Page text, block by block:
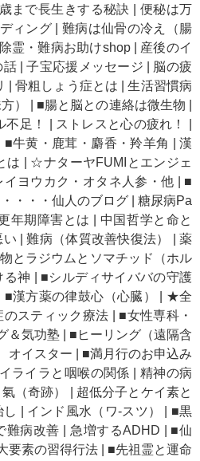
まで長生きする秘訣
便秘は万
ィング
難病は仙骨の冷え（腸
霊・難病お助けshop| 産後のイ
話|子宝応援メッセージ
脳の疲
|骨粗しょう症とは |生活習慣病
） ■腸と脳との連絡は微生物
足！
ストレスと心の疲れ！
■牛黄・鹿茸・麝香・羚羊角 |漢
は
☆ナターヤFUMIとエンジェ
ヨウカク・オタネ人参・他
■
・・・・仙人のブログ
糖尿病Pa
年期障害とは
中国哲学と命と
い |難病（体質改善快復法） |薬
とラジウムとソマチッド（ホル
る神
■シルディサイババの守護
■漢方薬の律鼓心（心臓）
★全
のスティック療法
■女性専科・
＆気功塾
■ヒーリング（遠隔含
オイスター
■満月行のお申込み
イライラと咽喉の関係
精神の病
（奇跡）
超低分子とケイ素と
し インド風水（ワ-スツ）
■黒
難病改善 急増するADHD
■仙
要素の習得行法 ■先祖霊と運命